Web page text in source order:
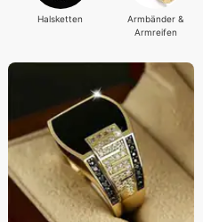
Halsketten
Armbänder &
Armreifen